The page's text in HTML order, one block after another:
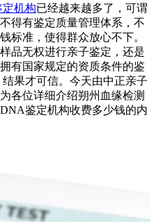
定机构已经越来越多了，可谓
得有鉴定质量管理体系，不
标准，使得群众放心不下。
品无权进行亲子鉴定，还是
有国家规定的资质条件的鉴
果才可信。今天由中正亲子
各位详细介绍朔州血缘检测
鉴定机构收费多少钱的内